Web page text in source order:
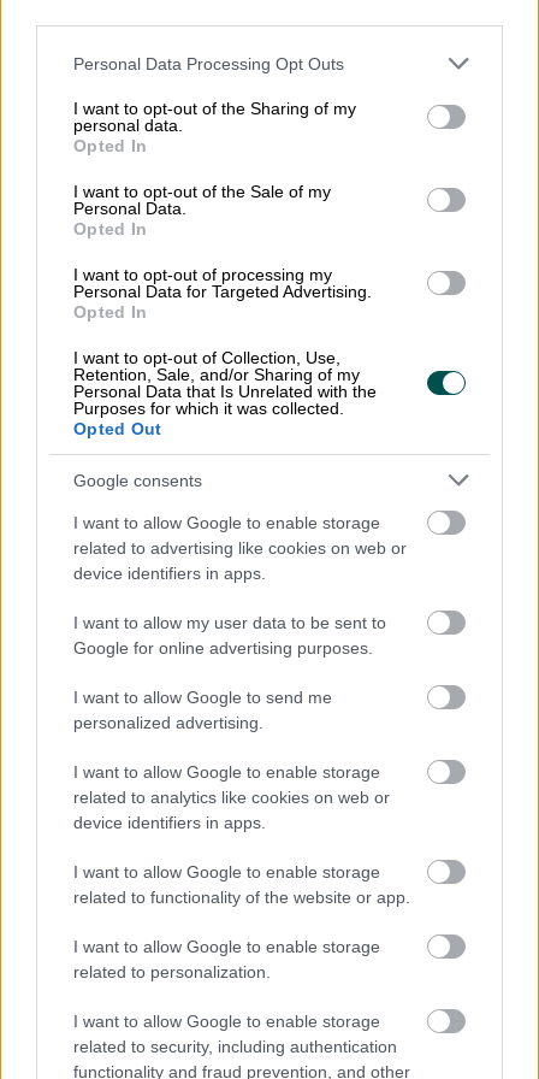
Please note that this website/app uses one or more Google
not limited to your visit or usage behaviour. You may click to
grant or deny consent to Google and its third-party tags to
use your data for below specified purposes in below Google
consent section.
Personal Data Processing Opt Outs
I want to opt-out of the Sharing of my
personal data.
Opted In
I want to opt-out of the Sale of my
Personal Data.
Opted In
I want to opt-out of processing my
Personal Data for Targeted Advertising.
Opted In
I want to opt-out of Collection, Use,
Retention, Sale, and/or Sharing of my
Personal Data that Is Unrelated with the
Purposes for which it was collected.
Opted Out
Google consents
I want to allow Google to enable storage
related to advertising like cookies on web or
device identifiers in apps.
I want to allow my user data to be sent to
Google for online advertising purposes.
I want to allow Google to send me
personalized advertising.
I want to allow Google to enable storage
related to analytics like cookies on web or
device identifiers in apps.
I want to allow Google to enable storage
related to functionality of the website or app.
I want to allow Google to enable storage
related to personalization.
I want to allow Google to enable storage
related to security, including authentication
functionality and fraud prevention, and other
Apix
förmedling av affärsdokument mellan
företag. Apix har ända sedan starten varit
affärssystem som vill ge sina kunder en
modern lösning för att skicka och ta emot
fakturor direkt i systemet. I Sverige är Apix
en aktiv medlem i NEA, Nätverket för